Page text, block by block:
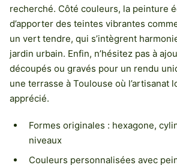
recherché. Côté couleurs, la peinture
d’apporter des teintes vibrantes
un vert tendre, qui s’intègrent
jardin urbain. Enfin, n’hésitez pas à
découpés ou gravés pour un rendu
une terrasse à Toulouse où l’artisanat
apprécié.
Formes originales : hexagone,
niveaux
Couleurs personnalisées avec